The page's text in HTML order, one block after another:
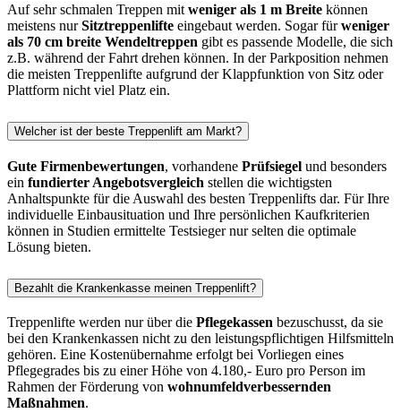
Auf sehr schmalen Treppen mit weniger als 1 m Breite können
meistens nurSitztreppenlifte eingebaut werden. Sogar fürweniger
als 70 cm breite Wendeltreppen gibt es passende Modelle, die sich
z.B. während der Fahrt drehen können. In der Parkposition nehmen
die meisten Treppenlifte aufgrund der Klappfunktion von Sitz oder
Plattform nicht viel Platz ein.
Welcher ist der beste Treppenlift am Markt?
Gute Firmenbewertungen, vorhandene Prüfsiegel und besonders
ein fundierter Angebotsvergleich stellen die wichtigsten
Anhaltspunkte für die Auswahl des besten Treppenlifts dar. Für Ihre
individuelle Einbausituation und Ihre persönlichen Kaufkriterien
können in Studien ermittelte Testsieger nur selten die optimale
Lösung bieten.
Bezahlt die Krankenkasse meinen Treppenlift?
Treppenlifte werden nur über die Pflegekassen bezuschusst, da sie
bei den Krankenkassen nicht zu den leistungspflichtigen Hilfsmitteln
gehören. Eine Kostenübernahme erfolgt bei Vorliegen eines
Pflegegrades bis zu einer Höhe von 4.180,- Euro pro Person im
Rahmen der Förderung von wohnumfeldverbessernden
Maßnahmen.